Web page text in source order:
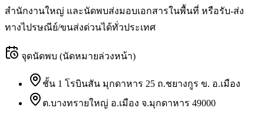
สำนักงานใหญ่ และนัดพบส่งมอบเอกสารในพื้นที่ หรือรับ-ส่ง
ทางไปรษณีย์/ขนส่งด่วนได้ทั่วประเทศ
จุดนัดพบ (นัดหมายล่วงหน้า)
ชั้น 1 โรบินสัน มุกดาหาร 25 ถ.ชยางกูร ข. อ.เมือง
ต.บางทรายใหญ่ อ.เมือง จ.มุกดาหาร 49000